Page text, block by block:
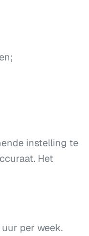
instelling te
Het
per week.